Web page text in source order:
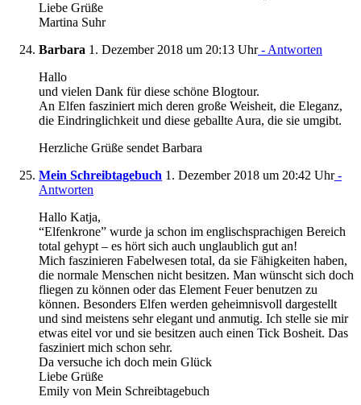
Liebe Grüße
Martina Suhr
Barbara 1. Dezember 2018 um 20:13 Uhr- Antworten
Hallo
und vielen Dank für diese schöne Blogtour.
An Elfen fasziniert mich deren große Weisheit, die Eleganz,
die Eindringlichkeit und diese geballte Aura, die sie umgibt.
Herzliche Grüße sendet Barbara
Mein Schreibtagebuch 1. Dezember 2018 um 20:42 Uhr-
Antworten
Hallo Katja,
“Elfenkrone” wurde ja schon im englischsprachigen Bereich
total gehypt – es hört sich auch unglaublich gut an!
Mich faszinieren Fabelwesen total, da sie Fähigkeiten haben,
die normale Menschen nicht besitzen. Man wünscht sich doch
fliegen zu können oder das Element Feuer benutzen zu
können. Besonders Elfen werden geheimnisvoll dargestellt
und sind meistens sehr elegant und anmutig. Ich stelle sie mir
etwas eitel vor und sie besitzen auch einen Tick Bosheit. Das
fasziniert mich schon sehr.
Da versuche ich doch mein Glück
Liebe Grüße
Emily von Mein Schreibtagebuch